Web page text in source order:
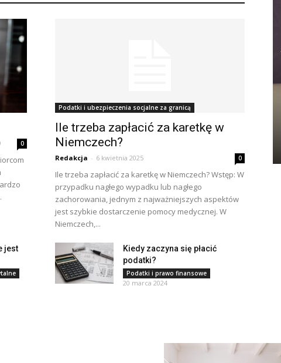
0
Podatki i ubezpieczenia socjalne za granicą
Ile trzeba zapłacić za karetkę w
Niemczech?
Redakcja - 6 kwietnia 2025 0
Ile trzeba zapłacić za karetkę w Niemczech? Wstęp: W
przypadku nagłego wypadku lub nagłego
zachorowania, jednym z najważniejszych aspektów
jest szybkie dostarczenie pomocy medycznej. W
Niemczech,...
jest
Kiedy zaczyna się płacić
podatki?
Podatki i prawo finansowe
20 marca 2024